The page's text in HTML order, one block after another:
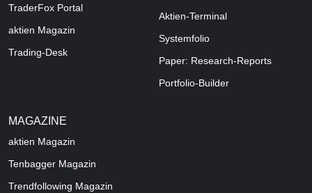
TraderFox Portal
aktien Magazin
Trading-Desk
Aktien-Terminal
Systemfolio
Paper: Research-Reports
Portfolio-Builder
MAGAZINE
aktien Magazin
Tenbagger Magazin
Trendfollowing Magazin